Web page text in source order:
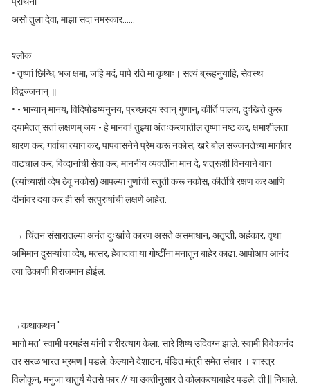
असो तुला देवा, माझा सदा नमस्कार......
श्लोक
• तृष्णां छिन्धि, भज क्षमा, जहि मदं, पापे रति मा कृथाः। सत्यं ब्रूहनुयाहि, सेवस्थ
विद्वज्जनान् ॥
• - भान्यान् मानय, विदिषोडष्यनुनय, प्रच्छादय स्वान् गुणान्, कीर्ति पालय, दुःखिते कुरू
दयामेतत् सतां लक्षणम् जय - हे मानवा! तुझ्या अंतःकरणातील तृष्णा नष्ट कर, क्षमाशीलता
धारण कर, गर्वाचा त्याग कर, पापवासनेने प्रेम करू नकोस, खरे बोल सज्जनतेच्या मार्गावर
वाटचाल कर, विव्दानांची सेवा कर, माननीय व्यक्तींना मान दे, शत्रूशी विनयाने वाग
(त्यांच्याशी व्देष ठेवू नकोस) आपल्या गुणांची स्तुती करू नकोस, कीर्तीचे रक्षण कर आणि
दीनांवर दया कर ही सर्व सत्पुरुषांची लक्षणे आहेत.
→ चिंतन संसारातल्या अनंत दुःखांचे कारण असते असमाधान, अतृप्ती, अहंकार, वृथा
अभिमान दुसऱ्यांचा व्देष, मत्सर, हेवादावा या गोष्टींना मनातून बाहेर काढा. आपोआप आनंद
त्या ठिकाणी विराजमान होईल.
→कथाकथन '
भागो मत' स्वामी परमहंस यांनी शरीरत्याग केला. सारे शिष्य उदिवग्न झाले. स्वामी विवेकानंद
तर सरळ भारत भ्रमण | पडले. केल्याने देशाटन, पंडित मंत्री समेत संचार । शास्त्र
विलोकून, मनुजा चातुर्य येतसे फार // या उक्तीनुसार ते कोलकत्याबाहेर पडले. ती || निघाले.